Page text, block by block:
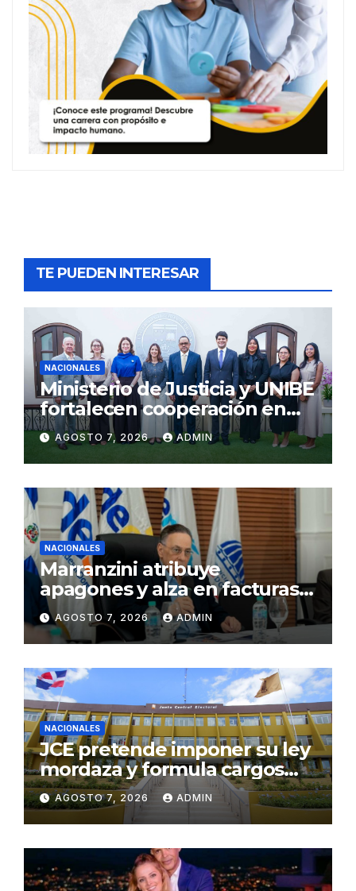
TE PUEDEN INTERESAR
NACIONALES
Ministerio de Justicia y UNIBE
fortalecen cooperación en
Justicia y Derechos Humanos
AGOSTO 7, 2026 ADMIN
NACIONALES
Marranzini atribuye
apagones y alza en facturas
eléctricas al calor y procesos
de mantenimiento
AGOSTO 7, 2026 ADMIN
NACIONALES
JCE pretende imponer su ley
mordaza y formula cargos
contra ACD Media por
publicar encuestas
AGOSTO 7, 2026 ADMIN